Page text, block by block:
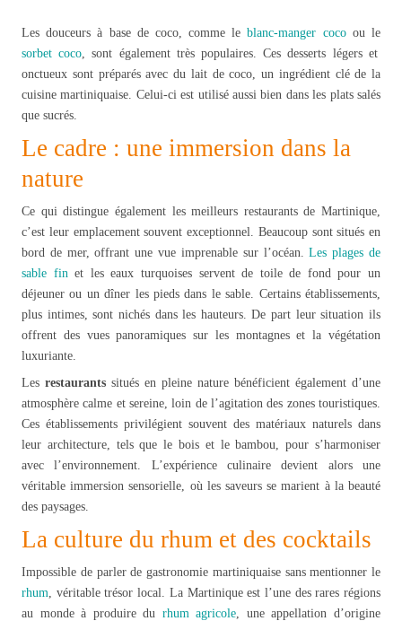
Les douceurs à base de coco, comme leblanc-manger cocoou le
sorbet coco, sont également très populaires. Ces desserts légers et
onctueux sont préparés avec du lait de coco, un ingrédient clé de la
cuisine martiniquaise. Celui-ci est utilisé aussi bien dans les plats salés
que sucrés.
Le cadre : une immersion dans la
nature
Ce qui distingue également les meilleurs restaurants de Martinique,
c’est leur emplacement souvent exceptionnel. Beaucoup sont situés en
bord de mer, offrant une vue imprenable sur l’océan.Les plages de
sable fin et les eaux turquoises servent de toile de fond pour un
déjeuner ou un dîner les pieds dans le sable. Certains établissements,
plus intimes, sont nichés dans les hauteurs. De part leur situation ils
offrent des vues panoramiques sur les montagnes et la végétation
luxuriante.
Les restaurants situés en pleine nature bénéficient également d’une
atmosphère calme et sereine, loin de l’agitation des zones touristiques.
Ces établissements privilégient souvent des matériaux naturels dans
leur architecture, tels que le bois et le bambou, pour s’harmoniser
avec l’environnement. L’expérience culinaire devient alors une
véritable immersion sensorielle, où les saveurs se marient à la beauté
des paysages.
La culture du rhum et des cocktails
Impossible de parler de gastronomie martiniquaise sans mentionner le
rhum , véritable trésor local. La Martinique est l’une des rares régions
au monde à produire du rhum agricole , une appellation d’origine